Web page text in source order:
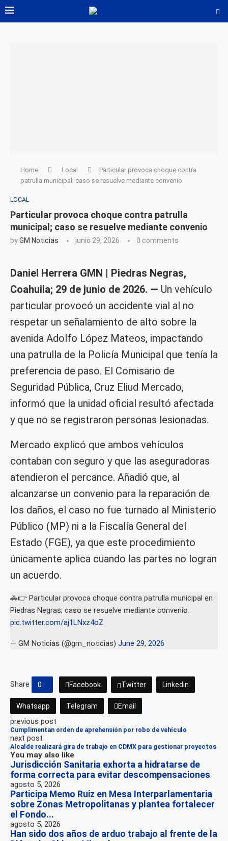
Home Local
Particular provoca choque contra
patrulla municipal; caso se resuelve mediante convenio
LOCAL
Particular provoca choque contra patrulla
municipal; caso se resuelve mediante convenio
byGM Noticias junio 29, 2026 0 comments
Daniel Herrera GMN | Piedras Negras,
Coahuila; 29 de junio de 2026. — Un vehículo
particular provocó un accidente vial al no
respetar un señalamiento de alto sobre la
avenida Adolfo López Mateos, impactando
una patrulla de la Policía Municipal que tenía la
preferencia de paso. El Comisario de
Seguridad Pública, Cruz Eliud Mercado,
informó que la unidad oficial resultó afectada
y que no se registraron personas lesionadas.
Mercado explicó que ambos vehículos
contaban con seguro y que las aseguradoras
atendieron el percance. Añadió que, al
alcanzarse un convenio para la reparación de
los daños, el caso no fue turnado al Ministerio
Público (MP) ni a la Fiscalía General del
Estado (FGE), ya que este procedimiento
únicamente aplica cuando las partes no logran
un acuerdo.
🚓👉 Particular provoca choque contra patrulla municipal en
Piedras Negras; caso se resuelve mediante convenio.
pic.twitter.com/aj1LNxz4oZ
— GM Noticias (@gm_noticias) June 29, 2026
Share 0 Facebook Twitter Linkedin
Whatsapp Telegram Email
previous post
Cumplimentan orden de aprehensión por robo de vehículo
next post
Alcalde realizará gira de trabajo en CDMX para gestionar proyectos
You may also like
Jurisdicción Sanitaria exhorta a hidratarse de
forma correcta para evitar descompensaciones
agosto 5, 2026
Participa Memo Ruiz en Mesa Interparlamentaria
sobre Zonas Metropolitanas y plantea fortalecer
el Fondo...
agosto 5, 2026
Han sido dos años de arduo trabajo al frente de la